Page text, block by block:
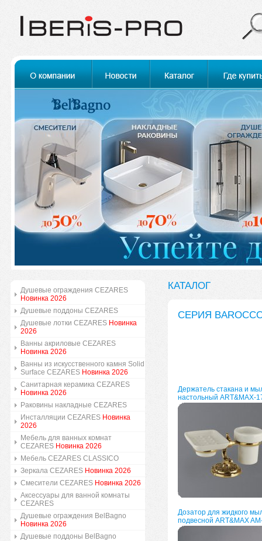
Душевые ограждения CEZARES
Новинка 2026
Душевые поддоны CEZARES
Душевые лотки CEZARES Новинка
2026
Ванны акриловые CEZARES
Новинка 2026
Ванны из искусственного камня Solid
Surface CEZARES Новинка 2026
Санитарная керамика CEZARES
Новинка 2026
Раковины накладные CEZARES
Инсталляции CEZARES Новинка
2026
Мебель для ванных комнат
CEZARES Новинка 2026
Мебель CEZARES CLASSICO
Зеркала CEZARES Новинка 2026
Смесители CEZARES Новинка 2026
Аксессуары для ванной комнаты
CEZARES
Душевые ограждения BelBagno
Новинка 2026
Душевые поддоны BelBagno
КАТАЛОГ
СЕРИЯ
Держатель стакана и
настольный ART&MAX-
Дозатор для жидкого
подвесной ART&MAX